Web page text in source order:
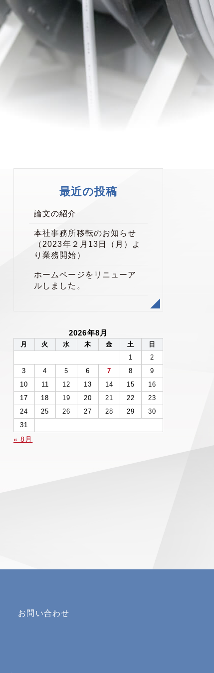
最近の投稿
論文の紹介
本社事務所移転のお知らせ
（2023年２月13日（月）よ
り業務開始）
ホームページをリニューア
ルしました。
2026年8月
月 火 水 木 金 土
日
1
2
3
4 5 6 7 8
9
10
11 12 13 14 15
16
17
18 19 20 21 22
23
24
25 26 27 28 29
30
31
« 8月
お問い合わせ